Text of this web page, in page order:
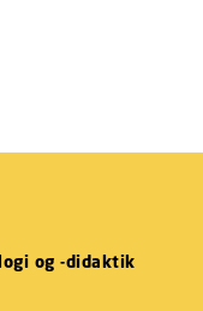
og -didaktik